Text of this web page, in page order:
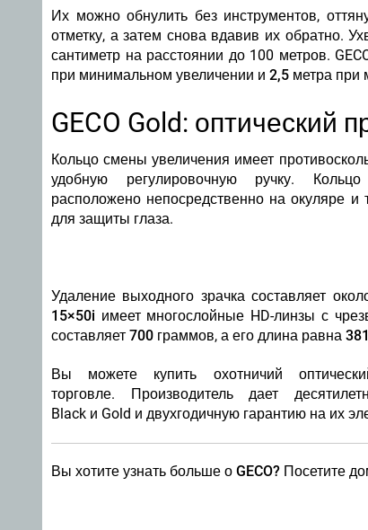
Их можно обнулить без инструментов,
отметку, а затем снова вдавив их обратно.
сантиметр на расстоянии до 100 метров.
при минимальном увеличении и 2,5 метра при
GECO Gold: оптический
Кольцо смены увеличения имеет
удобную регулировочную ручку.
расположено непосредственно на окуляре
для защиты глаза.
Удаление выходного зрачка составляет
15×50i имеет многослойные HD-линзы с
составляет 700 граммов, а его длина равна
Вы можете купить охотничий
торговле. Производитель дает
Black и Gold и двухгодичную гарантию на их
Вы хотите узнать больше о GECO? Посетите